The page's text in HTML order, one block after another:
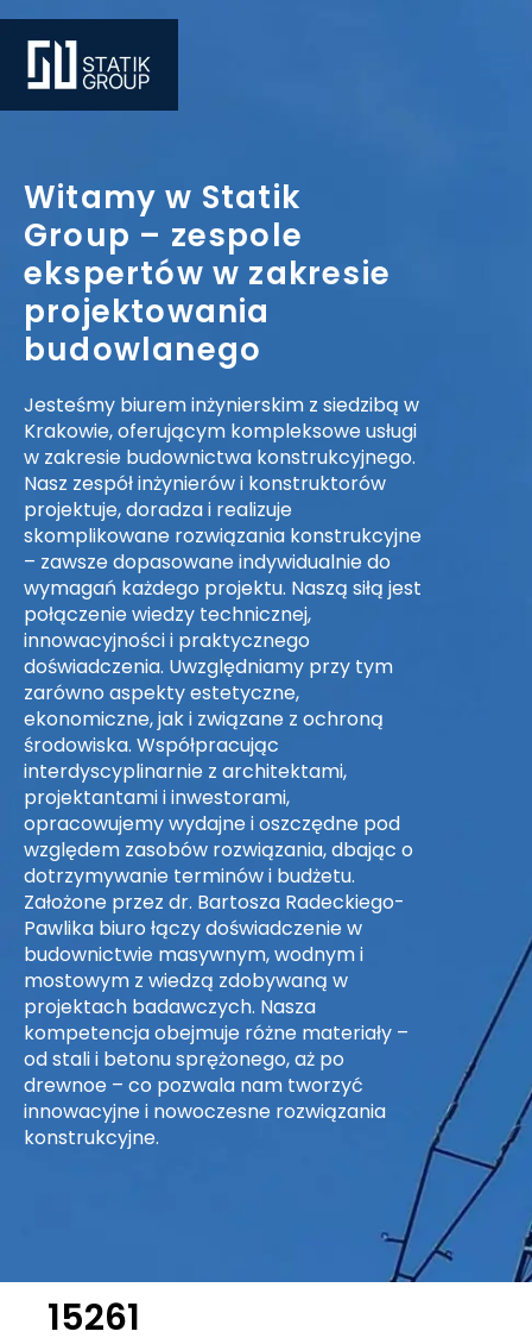
treści
Witamy w Statik
Group – zespole
ekspertów w zakresie
projektowania
budowlanego
Jesteśmy biurem inżynierskim z siedzibą w
Krakowie, oferującym kompleksowe usługi
w zakresie budownictwa konstrukcyjnego.
Nasz zespół inżynierów i konstruktorów
projektuje, doradza i realizuje
skomplikowane rozwiązania konstrukcyjne
– zawsze dopasowane indywidualnie do
wymagań każdego projektu. Naszą siłą jest
połączenie wiedzy technicznej,
innowacyjności i praktycznego
doświadczenia. Uwzględniamy przy tym
zarówno aspekty estetyczne,
ekonomiczne, jak i związane z ochroną
środowiska. Współpracując
interdyscyplinarnie z architektami,
projektantami i inwestorami,
opracowujemy wydajne i oszczędne pod
względem zasobów rozwiązania, dbając o
dotrzymywanie terminów i budżetu.
Założone przez dr. Bartosza Radeckiego-
Pawlika biuro łączy doświadczenie w
budownictwie masywnym, wodnym i
mostowym z wiedzą zdobywaną w
projektach badawczych. Nasza
kompetencja obejmuje różne materiały –
od stali i betonu sprężonego, aż po
drewnoe – co pozwala nam tworzyć
innowacyjne i nowoczesne rozwiązania
konstrukcyjne.
15261